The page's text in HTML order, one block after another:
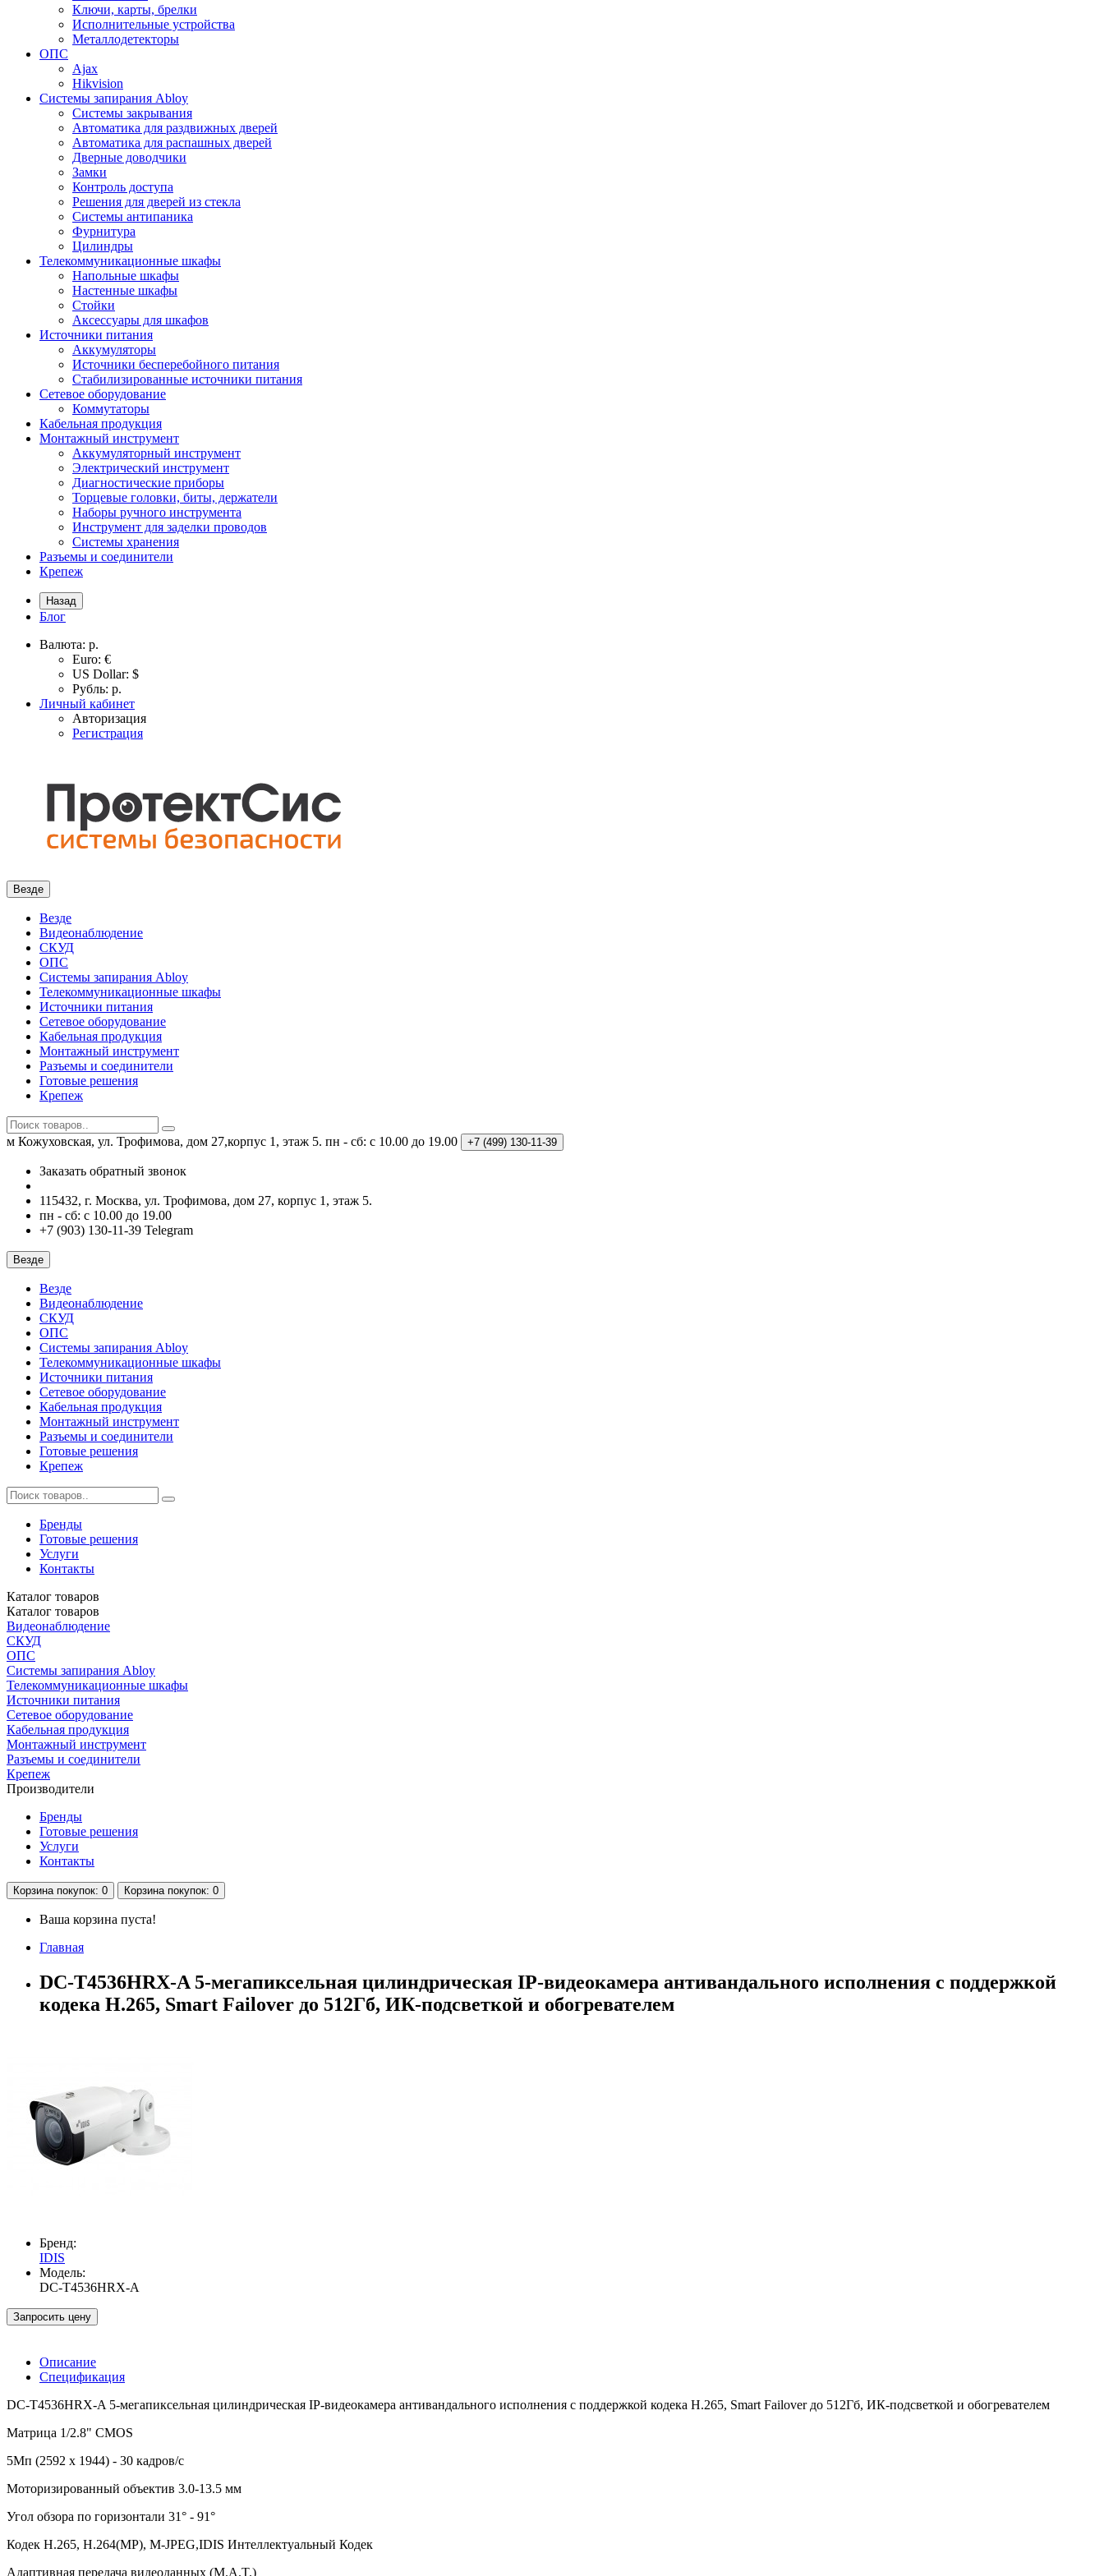
Ключи, карты, брелки
Исполнительные устройства
Металлодетекторы
ОПС
Ajax
Hikvision
Системы запирания Abloy
Cистемы закрывания
Автоматика для раздвижных дверей
Автоматика для распашных дверей
Дверные доводчики
Замки
Контроль доступа
Решения для дверей из стекла
Системы антипаника
Фурнитура
Цилиндры
Телекоммуникационные шкафы
Напольные шкафы
Настенные шкафы
Стойки
Аксессуары для шкафов
Источники питания
Аккумуляторы
Источники бесперебойного питания
Стабилизированные источники питания
Сетевое оборудование
Коммутаторы
Кабельная продукция
Монтажный инструмент
Аккумуляторный инструмент
Электрический инструмент
Диагностические приборы
Торцевые головки, биты, держатели
Наборы ручного инструмента
Инструмент для заделки проводов
Системы хранения
Разъемы и соединители
Крепеж
Назад
Блог
Валюта: р.
Euro: €
US Dollar: $
Рубль: р.
Личный кабинет
Авторизация
Регистрация
Везде
Везде
Видеонаблюдение
СКУД
ОПС
Системы запирания Abloy
Телекоммуникационные шкафы
Источники питания
Сетевое оборудование
Кабельная продукция
Монтажный инструмент
Разъемы и соединители
Готовые решения
Крепеж
м Кожуховская, ул. Трофимова, дом 27,корпус 1, этаж 5. пн - сб: с 10.00 до 19.00 +7 (499) 130-11-39
Заказать обратный звонок
115432, г. Москва, ул. Трофимова, дом 27, корпус 1, этаж 5.
пн - сб: с 10.00 до 19.00
+7 (903) 130-11-39 Telegram
Везде
Везде
Видеонаблюдение
СКУД
ОПС
Системы запирания Abloy
Телекоммуникационные шкафы
Источники питания
Сетевое оборудование
Кабельная продукция
Монтажный инструмент
Разъемы и соединители
Готовые решения
Крепеж
Бренды
Готовые решения
Услуги
Контакты
Каталог товаров
Каталог товаров
Видеонаблюдение
СКУД
ОПС
Системы запирания Abloy
Телекоммуникационные шкафы
Источники питания
Сетевое оборудование
Кабельная продукция
Монтажный инструмент
Разъемы и соединители
Крепеж
Производители
Бренды
Готовые решения
Услуги
Контакты
Корзинапокупок: 0 Корзинапокупок: 0
Ваша корзина пуста!
Главная
DC-T4536HRX-A 5-мегапиксельная цилиндрическая IP-видеокамера антивандального исполнения с поддержкой
кодека H.265, Smart Failover до 512Гб, ИК-подсветкой и обогревателем
Бренд:
IDIS
Модель:
DC-T4536HRX-A
Запросить цену
Описание
Спецификация
DC-T4536HRX-A 5-мегапиксельная цилиндрическая IP-видеокамера антивандального исполнения с поддержкой кодека H.265, Smart Failover до 512Гб, ИК-подсветкой и обогревателем
Матрица 1/2.8" CMOS
5Мп (2592 x 1944) - 30 кадров/с
Моторизированный объектив 3.0-13.5 мм
Угол обзора по горизонтали 31° - 91°
Кодек H.265, H.264(MP), M-JPEG,IDIS Интеллектуальный Кодек
Адаптивная передача видеоданных (M.A.T.)